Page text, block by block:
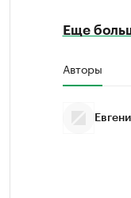
Еще
Авторы